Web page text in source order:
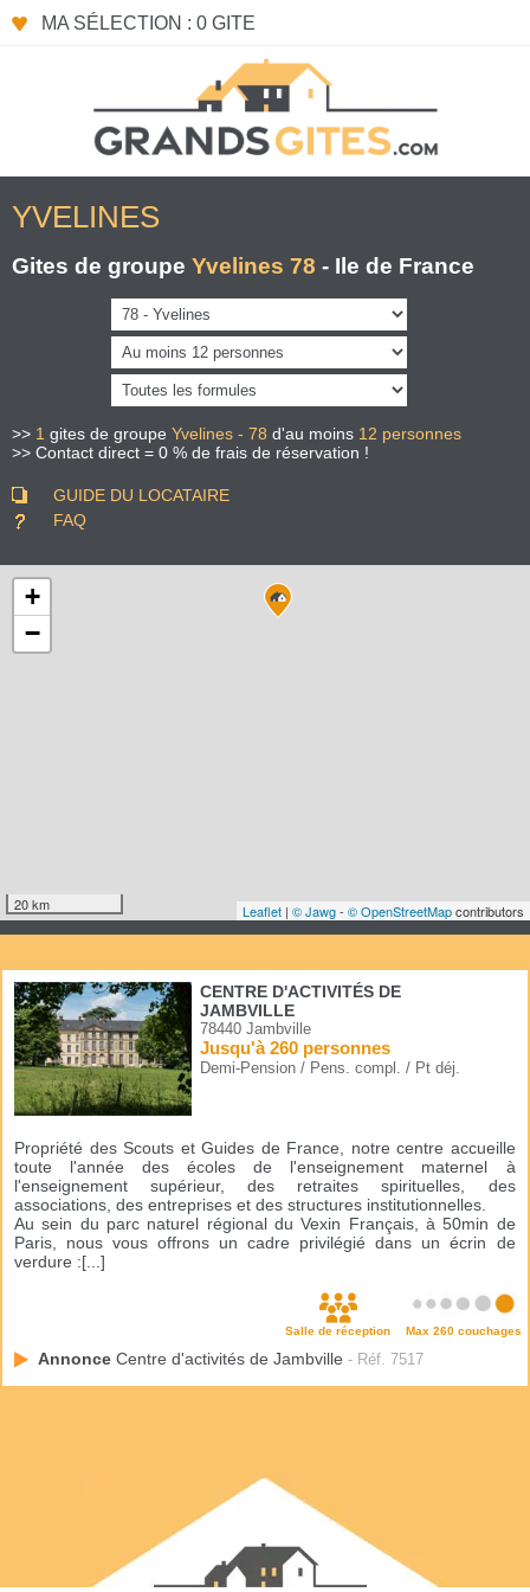
MA SÉLECTION : 0 GITE
YVELINES
Gites de groupe Yvelines 78 - Ile de France
>> 1 gites de groupe Yvelines - 78 d'au moins 12 personnes
>> Contact direct = 0 % de frais de réservation !
GUIDE DU LOCATAIRE
FAQ
+
−
20 km Leaflet | © Jawg- © OpenStreetMapcontributors
CENTRE D'ACTIVITÉS DE
JAMBVILLE
78440 Jambville
Jusqu'à 260 personnes
Demi-Pension / Pens. compl. / Pt déj.
Propriété des Scouts et Guides de France, notre centre accueille
toute l'année des écoles de l'enseignement maternel à
l'enseignement supérieur, des retraites spirituelles, des
associations, des entreprises et des structures institutionnelles.
Au sein du parc naturel régional du Vexin Français, à 50min de
Paris, nous vous offrons un cadre privilégié dans un écrin de
verdure :[...]
Salle de réception Max 260 couchages
Annonce Centre d'activités de Jambville - Réf. 7517
Panneau de gestion des cookies